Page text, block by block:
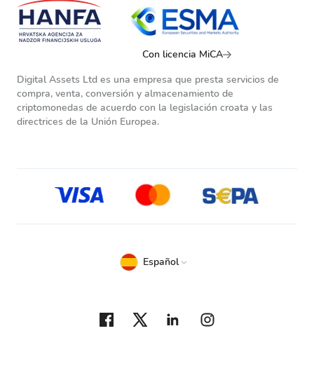
Con licencia MiCA
Digital Assets Ltd es una empresa que presta servicios de
compra, venta, conversión y almacenamiento de
criptomonedas de acuerdo con la legislación croata y las
directrices de la Unión Europea.
Español